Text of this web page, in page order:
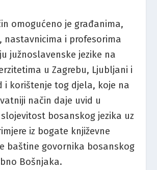
omogućeno je građanima,
nastavnicima i profesorima
južnoslavenske jezike na
u Zagrebu, Ljubljani i
i korištenje tog djela, koje na
način daje uvid u
bosanskog jezika uz
iz bogate književne
baštine govornika bosanskog
Bošnjaka.